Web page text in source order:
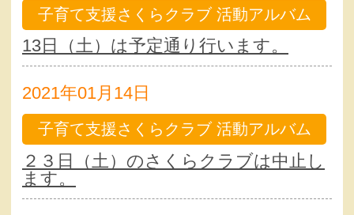
子育て支援さくらクラブ 活動アルバム
13日（土）は予定通り行います。
2021年01月14日
子育て支援さくらクラブ 活動アルバム
２３日（土）のさくらクラブは中止し
ます。